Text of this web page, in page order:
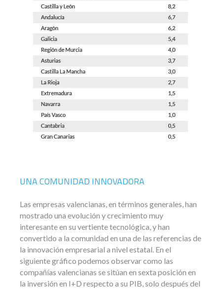
UNA COMUNIDAD INNOVADORA
Las empresas valencianas, en términos generales, han
mostrado una evolución y crecimiento muy
interesante en su vertiente tecnológica, y han
convertido a la comunidad en una de las referencias de
la innovación empresarial a nivel estatal. En el
siguiente gráfico podemos observar como las
compañías valencianas se sitúan en sexta posición en
la inversión en I+D respecto a su PIB, solo después del